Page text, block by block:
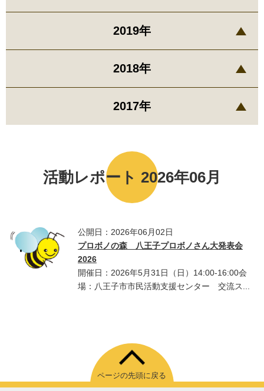
活動レポート 2026年06月
公開日：2026年06月02日
プロボノの森 八王子プロボノさん大発表会
2026
開催日：2026年5月31日（日）14:00-16:00会
場：八王子市市民活動支援センター 交流ス...
2019年
2018年
2017年
ページの先頭に戻る